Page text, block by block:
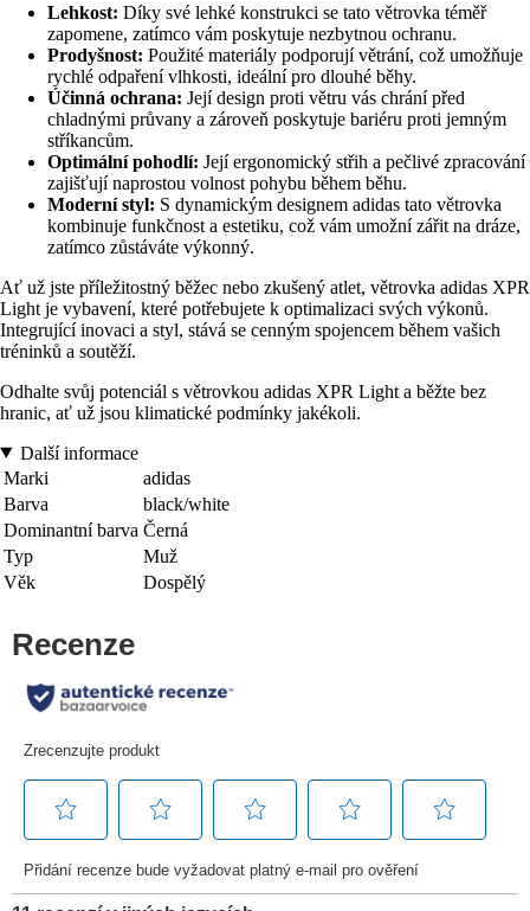
Lehkost: Díky své lehké konstrukci se tato větrovka téměř
zapomene, zatímco vám poskytuje nezbytnou ochranu.
Prodyšnost: Použité materiály podporují větrání, což umožňuje
rychlé odpaření vlhkosti, ideální pro dlouhé běhy.
Účinná ochrana: Její design proti větru vás chrání před
chladnými průvany a zároveň poskytuje bariéru proti jemným
stříkancům.
Optimální pohodlí: Její ergonomický střih a pečlivé zpracování
zajišťují naprostou volnost pohybu během běhu.
Moderní styl: S dynamickým designem adidas tato větrovka
kombinuje funkčnost a estetiku, což vám umožní zářit na dráze,
zatímco zůstáváte výkonný.
Ať už jste příležitostný běžec nebo zkušený atlet, větrovka adidas XPR
Light je vybavení, které potřebujete k optimalizaci svých výkonů.
Integrující inovaci a styl, stává se cenným spojencem během vašich
tréninků a soutěží.
Odhalte svůj potenciál s větrovkou adidas XPR Light a běžte bez
hranic, ať už jsou klimatické podmínky jakékoli.
Další informace
Marki
adidas
Barva
black/white
Dominantní barva Černá
Typ
Muž
Věk
Dospělý